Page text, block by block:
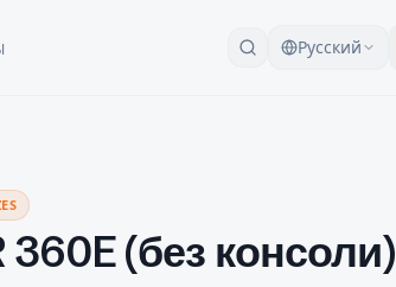
Русский
360E (без консоли)